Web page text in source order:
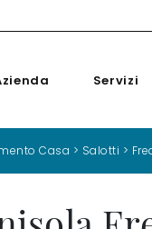
Servizi
Casa > Salotti >